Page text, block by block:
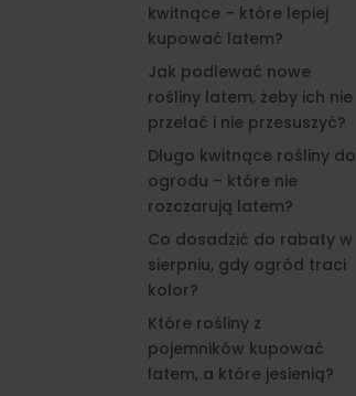
kwitnące – które lepiej
kupować latem?
Jak podlewać nowe
rośliny latem, żeby ich nie
przelać i nie przesuszyć?
Długo kwitnące rośliny do
ogrodu – które nie
rozczarują latem?
Co dosadzić do rabaty w
sierpniu, gdy ogród traci
kolor?
Które rośliny z
pojemników kupować
latem, a które jesienią?